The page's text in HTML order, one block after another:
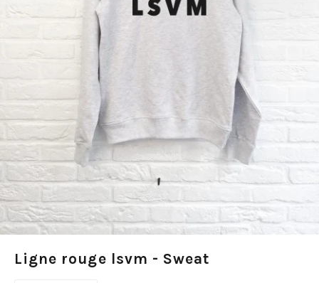
Ligne rouge lsvm - Sweat